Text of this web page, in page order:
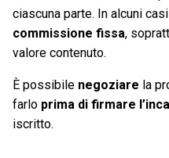
ciascuna parte. In alcuni
commissione fissa,
valore contenuto.
È possibile negoziare la
farlo prima di firmare
iscritto.